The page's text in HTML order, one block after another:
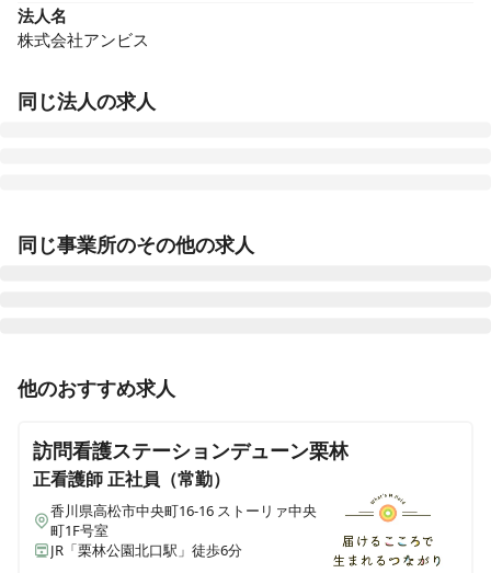
法人名
株式会社アンビス
同じ法人の求人
愛知県豊田市浄水町原山277
医療施設型ホスピス 医心館府中
医療施設型ホスピス 医心館加古川
兵庫県加古川市加古川町北在家2315番地の1
医療施設型ホスピス 医心館南草津
同じ事業所のその他の求人
正看護師 正社員（常勤）
【高松市】夜勤・オンコールなし◎月給37.8万円～◎看
正看護師 正社員（常勤）
【高松市｜2024年12月オープン予定】夜勤・オンコー
ルなし◎月給45.4万円～◎医療施設型ホスピスで看護管
他のおすすめ求人
訪問看護ステーションデューン栗林
正看護師正社員（常勤）
香川県高松市中央町16-16 ストーリァ中央
町1F号室
JR「栗林公園北口駅」徒歩6分